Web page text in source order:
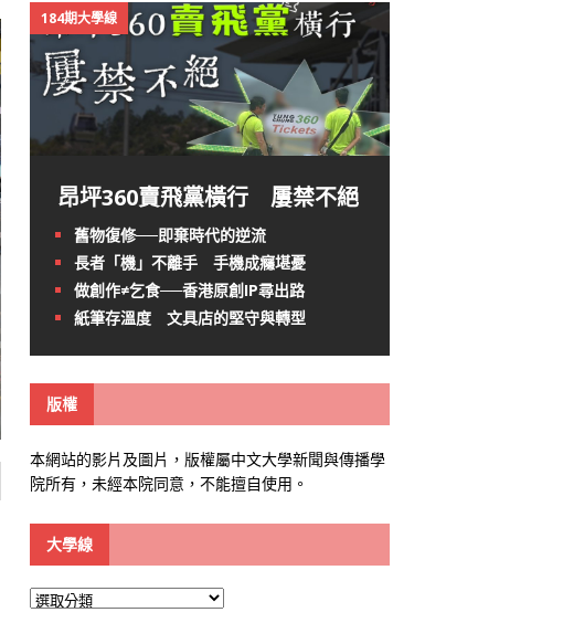
184期大學線
昂坪360賣飛黨橫行 屢禁不絕
舊物復修──即棄時代的逆流
長者「機」不離手 手機成癮堪憂
做創作≠乞食──香港原創IP尋出路
紙筆存溫度 文具店的堅守與轉型
版權
本網站的影片及圖片，版權屬中文大學新聞與傳播學
院所有，未經本院同意，不能擅自使用。
大學線
大